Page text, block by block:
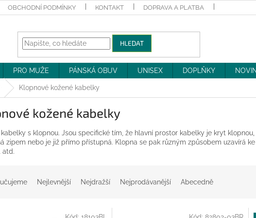
OBCHODNÍ PODMÍNKY KONTAKT DOPRAVA A PLATBA
HLEDAT
PRO MUŽE PÁNSKÁ OBUV UNISEX DOPLŇKY
Klopnové kožené kabelky
kožené kabelky
kabelky s klopnou. Jsou specifické tím, že hlavní prostor kabelky je kryt
zipem nebo je již přímo přístupná. Klopna se pak různým způsobem uzavírá
atd.
Nejlevnější Nejdražší Nejprodávanější Abecedně